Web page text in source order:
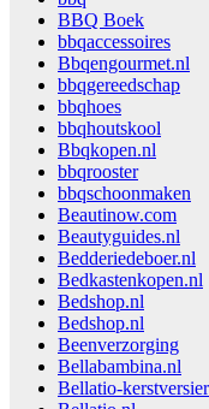
BBQ Boek
bbqaccessoires
Bbqengourmet.nl
bbqgereedschap
bbqhoes
bbqhoutskool
Bbqkopen.nl
bbqrooster
bbqschoonmaken
Beautinow.com
Beautyguides.nl
Bedderiedeboer.nl
Bedkastenkopen.nl
Bedshop.nl
Bedshop.nl
Beenverzorging
Bellabambina.nl
Bellatio-